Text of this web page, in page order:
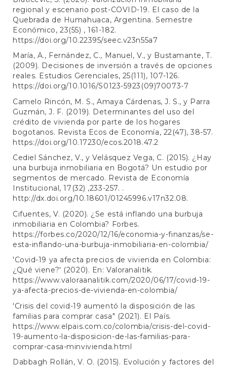
regional y escenario post-COVID-19. El caso de la
Quebrada de Humahuaca, Argentina. Semestre
Económico, 23(55) , 161-182.
https://doi.org/10.22395/seec.v23n55a7
María, A., Fernández, C., Manuel, V., y Bustamante, T.
(2009). Decisiones de inversión a través de opciones
reales. Estudios Gerenciales, 25(111), 107-126.
https://doi.org/10.1016/S0123-5923(09)70073-7
Camelo Rincón, M. S., Amaya Cárdenas, J. S., y Parra
Guzmán, J. F. (2019). Determinantes del uso del
crédito de vivienda por parte de los hogares
bogotanos. Revista Ecos de Economía, 22(47), 38-57.
https://doi.org/10.17230/ecos.2018.47.2
Cediel Sánchez, V., y Velásquez Vega, C. (2015). ¿Hay
una burbuja inmobiliaria en Bogotá? Un estudio por
segmentos de mercado. Revista de Economía
Institucional, 17(32) ,233-257. .
http://dx.doi.org/10.18601/01245996.v17n32.08.
Cifuentes, V. (2020). ¿Se está inflando una burbuja
inmobiliaria en Colombia? Forbes.
https://forbes.co/2020/12/16/economia-y-finanzas/se-
esta-inflando-una-burbuja-inmobiliaria-en-colombia/
'Covid-19 ya afecta precios de vivienda en Colombia:
¿Qué viene?' (2020). En: Valoranalitik.
https://www.valoraanalitik.com/2020/06/17/covid-19-
ya-afecta-precios-de-vivienda-en-colombia/
'Crisis del covid-19 aumentó la disposición de las
familias para comprar casa" (2021). El País.
https://www.elpais.com.co/colombia/crisis-del-covid-
19-aumento-la-disposicion-de-las-familias-para-
comprar-casa-minvivienda.html
Dabbagh Rollán, V. O. (2015). Evolución y factores del